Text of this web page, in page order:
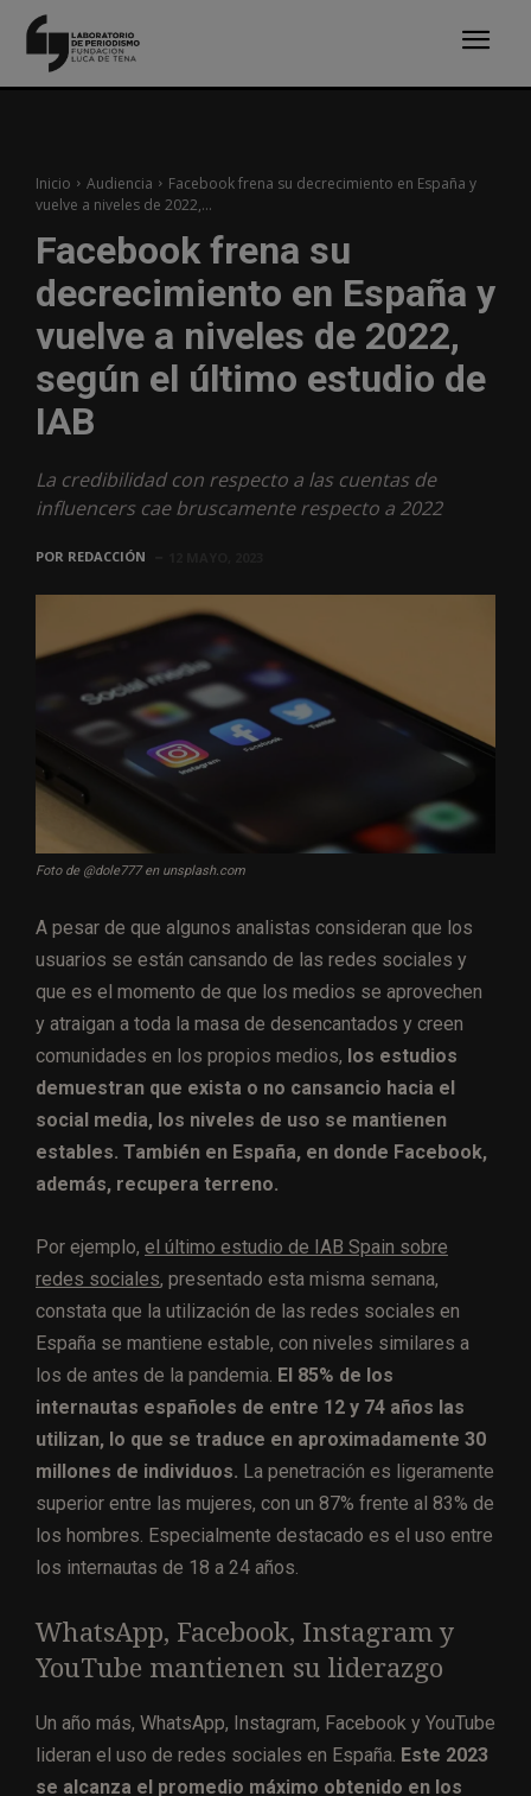
Inicio Audiencia
Facebook frena su decrecimiento en España y
vuelve a niveles de 2022,...
Facebook frena su
decrecimiento en España y
vuelve a niveles de 2022,
según el último estudio de
IAB
La credibilidad con respecto a las cuentas de
influencers cae bruscamente respecto a 2022
POR REDACCIÓN
Foto de @dole777 en unsplash.com
A pesar de que algunos analistas consideran que los
usuarios se están cansando de las redes sociales y
que es el momento de que los medios se aprovechen
y atraigan a toda la masa de desencantados y creen
comunidades en los propios medios, los estudios
demuestran que exista o no cansancio hacia el
social media, los niveles de uso se mantienen
estables. También en España, en donde Facebook,
además, recupera terreno.
Por ejemplo, el último estudio de IAB Spain sobre
redes sociales, presentado esta misma semana,
constata que la utilización de las redes sociales en
España se mantiene estable, con niveles similares a
los de antes de la pandemia. El 85% de los
internautas españoles de entre 12 y 74 años las
utilizan, lo que se traduce en aproximadamente 30
millones de individuos. La penetración es ligeramente
superior entre las mujeres, con un 87% frente al 83% de
los hombres. Especialmente destacado es el uso entre
los internautas de 18 a 24 años.
WhatsApp, Facebook, Instagram y
YouTube mantienen su liderazgo
Un año más, WhatsApp, Instagram, Facebook y YouTube
lideran el uso de redes sociales en España. Este 2023
se alcanza el promedio máximo obtenido en los